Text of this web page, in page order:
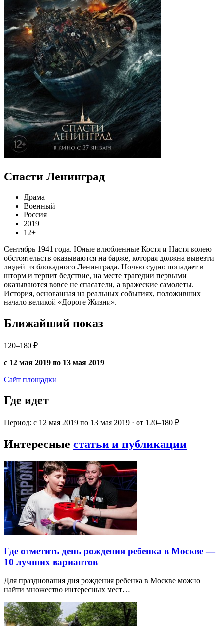
Спасти Ленинград
Драма
Военный
Россия
2019
12+
Сентябрь 1941 года. Юные влюбленные Костя и Настя волею
обстоятельств оказываются на барже, которая должна вывезти
людей из блокадного Ленинграда. Ночью судно попадает в
шторм и терпит бедствие, на месте трагедии первыми
оказываются вовсе не спасатели, а вражеские самолеты.
История, основанная на реальных событиях, положивших
начало великой «Дороге Жизни».
Ближайший показ
120–180 ₽
с 12 мая 2019 по 13 мая 2019
Сайт площадки
Где идет
Период: с 12 мая 2019 по 13 мая 2019 · от 120–180 ₽
Интересные статьи и публикации
Где отметить день рождения ребенка в Москве —
10 лучших вариантов
Для празднования дня рождения ребенка в Москве можно
найти множество интересных мест…